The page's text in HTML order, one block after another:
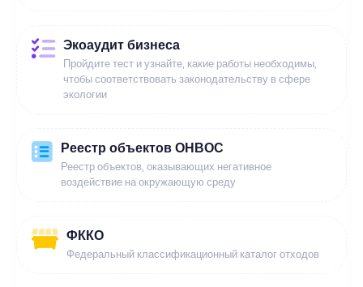
Экоаудит бизнеса
Пройдите тест и узнайте, какие работы необходимы,
чтобы соответствовать законодательству в сфере
экологии
Реестр объектов ОНВОС
Реестр объектов, оказывающих негативное
воздействие на окружающую среду
ФККО
Федеральный классификационный каталог отходов